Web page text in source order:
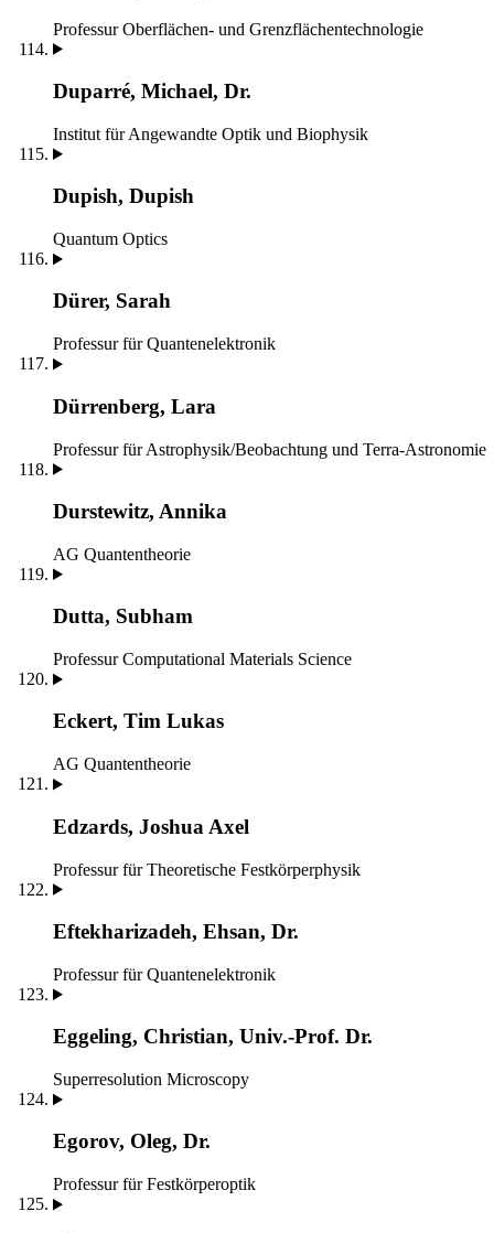
Professur Oberflächen- und Grenzflächentechnologie
Duparré, Michael, Dr.
Institut für Angewandte Optik und Biophysik
Dupish, Dupish
Quantum Optics
Dürer, Sarah
Professur für Quantenelektronik
Dürrenberg, Lara
Professur für Astrophysik/Beobachtung und Terra-Astronomie
Durstewitz, Annika
AG Quantentheorie
Dutta, Subham
Professur Computational Materials Science
Eckert, Tim Lukas
AG Quantentheorie
Edzards, Joshua Axel
Professur für Theoretische Festkörperphysik
Eftekharizadeh, Ehsan, Dr.
Professur für Quantenelektronik
Eggeling, Christian, Univ.-Prof. Dr.
Superresolution Microscopy
Egorov, Oleg, Dr.
Professur für Festkörperoptik